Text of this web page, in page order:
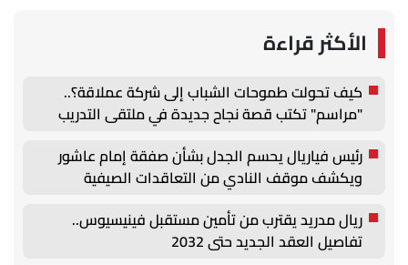
الأكثر قراءة
كيف تحولت طموحات الشباب إلى شركة عملاقة؟..
"مراسم" تكتب قصة نجاح جديدة في ملتقى التدريب
والتوظيف الزراعي الأول بجامعة دمنهور
رئيس فياريال يحسم الجدل بشأن صفقة إمام عاشور
ويكشف موقف النادي من التعاقدات الصيفية
ريال مدريد يقترب من تأمين مستقبل فينيسيوس..
تفاصيل العقد الجديد حتى 2032